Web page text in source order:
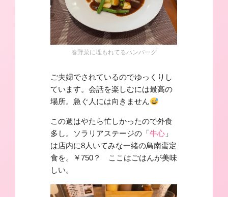
春野菜に埋もれてるハンバーグ
ご夫婦でされているのでゆっくりし
ています。会話を楽しむには最高の
場所。急ぐ人には向きません
この週はやたら忙しかったので外食
多し。ソラリアステージの「牛心 」
は店内に8人いてみな一緒の鳥南蛮定
食を。￥750？ ここはごはんが美味
しい。